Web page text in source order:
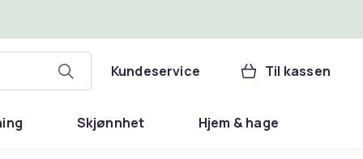
Kundeservice Til kassen
Skjønnhet Hjem & hage